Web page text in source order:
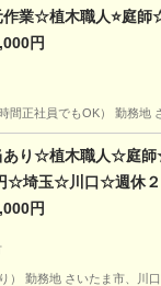
作業☆植木職人⭐庭師
、０００円☆休日自由
も可☆造園スタッフ
者優遇☆
円
間正社員でもOK） 勤務
庭師
あり☆植木職人☆庭
☆埼玉☆川口☆週休２
方必見☆庭師☆造園☆
でもOK！！女性で
！
円
） 勤務地 さいたま市、